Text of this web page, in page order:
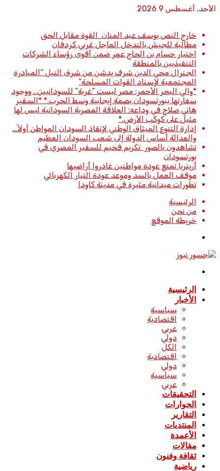
الأحد, أغسطس 9 2026
خارج النص يوسف عبد المنان القوة مقابل الحق
مطالبة للجيش بالتدخل العاجل غربي كردفان
اختيار حسام بن الحاج عمر ضمن أقوى رؤساء الشركات
التنفيذيين بالمنطقة
الجنرال محي الدين شرف يدشن من شرق النيل “المبادرة
المجتمعية لإسناد القوات المسلحة”
*والي البحر الأحمر: مصر ليست “غربة” للسودانيين.. ووجود
سفارتها ببورتسودان بصمة إيجابية وسط الحرب.* *​السفير
هاني صلاح في وداعه: العلاقة المصرية السودانية ليس لها
مثيل على كوكب الأرض.*
إدارة التنوع الميثاق الوطني لإنقاذ السودان المواطن أولاً…
والعدالة أساس الدولة إلى شعب السودان العظيم
تشاهدون بالصور تكريم فخيم للسفير المصري في
بورتسودان
أريتريا تمنع عودة مواطنين غادروا أراضيها
موقف العمل بالسد وموعد عودة التيار الكهربائي
تطورات ميدانية مثيرة في مدينة كاودا
الرئيسية
من نحن
خريطة الموقع
الرئيسية
الأخبار
سياسية
اقتصادية
عربي
دولي
الكل
اقتصادية
دولي
سياسية
عربي
التحقيقات
الحوارات
التقارير
المنتديات
الأعمدة
مقالات
ثقافة وفنون
رياضية